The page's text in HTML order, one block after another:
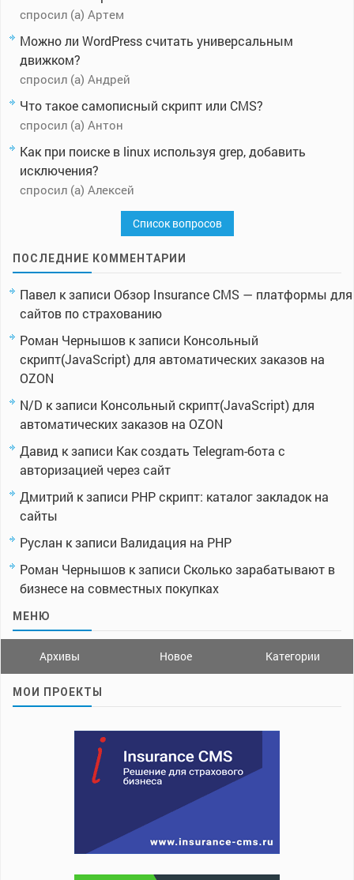
спросил (а) Артем
Можно ли WordPress считать универсальным
движком?
спросил (а) Андрей
Что такое самописный скрипт или CMS?
спросил (а) Антон
Как при поиске в linux используя grep, добавить
исключения?
спросил (а) Алексей
Список вопросов
ПОСЛЕДНИЕ КОММЕНТАРИИ
Павел к записи Обзор Insurance CMS — платформы для
сайтов по страхованию
Роман Чернышов к записи Консольный
скрипт(JavaScript) для автоматических заказов на
OZON
N/D к записи Консольный скрипт(JavaScript) для
автоматических заказов на OZON
Давид к записи Как создать Telegram-бота с
авторизацией через сайт
Дмитрий к записи PHP скрипт: каталог закладок на
сайты
Руслан к записи Валидация на PHP
Роман Чернышов к записи Сколько зарабатывают в
бизнесе на совместных покупках
МЕНЮ
Архивы Новое Категории
МОИ ПРОЕКТЫ